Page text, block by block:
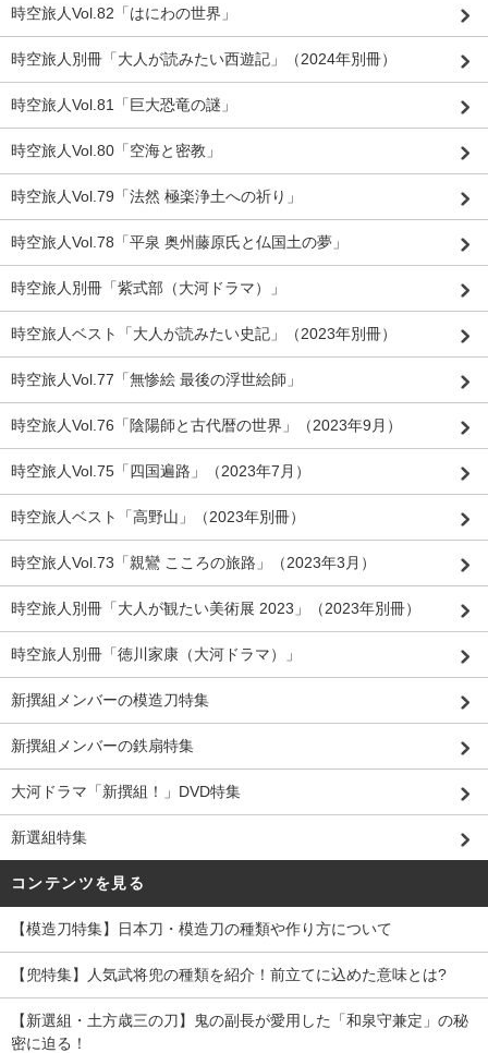
時空旅人Vol.82「はにわの世界」
時空旅人別冊「大人が読みたい西遊記」（2024年別冊）
時空旅人Vol.81「巨大恐竜の謎」
時空旅人Vol.80「空海と密教」
時空旅人Vol.79「法然 極楽浄土への祈り」
時空旅人Vol.78「平泉 奥州藤原氏と仏国土の夢」
時空旅人別冊「紫式部（大河ドラマ）」
時空旅人ベスト「大人が読みたい史記」（2023年別冊）
時空旅人Vol.77「無惨絵 最後の浮世絵師」
時空旅人Vol.76「陰陽師と古代暦の世界」（2023年9月）
時空旅人Vol.75「四国遍路」（2023年7月）
時空旅人ベスト「高野山」（2023年別冊）
時空旅人Vol.73「親鸞 こころの旅路」（2023年3月）
時空旅人別冊「大人が観たい美術展 2023」（2023年別冊）
時空旅人別冊「徳川家康（大河ドラマ）」
新撰組メンバーの模造刀特集
新撰組メンバーの鉄扇特集
大河ドラマ「新撰組！」DVD特集
新選組特集
コンテンツを見る
【模造刀特集】日本刀・模造刀の種類や作り方について
【兜特集】人気武将兜の種類を紹介！前立てに込めた意味とは?
【新選組・土方歳三の刀】鬼の副長が愛用した「和泉守兼定」の秘
密に迫る！